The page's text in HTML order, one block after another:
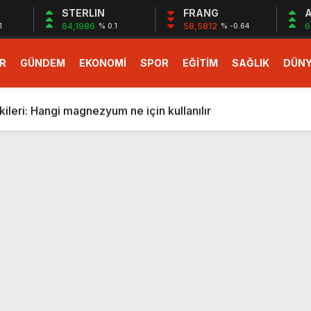
STERLIN
64,1986 % 0.1
FRANG
58,5812 % -0.64
GÜNDEM EKONOMİ SPOR EĞİTİM SAĞLIK
dev teklif
gelecek yeni özellikler belli oldu
Hangi magnezyum ne için kullanılır
başlıyor